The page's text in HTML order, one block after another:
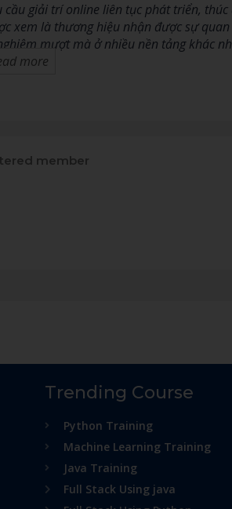
cầu giải trí online liên tục phát triển,
xem là thương hiệu nhận được sự
mượt mà ở nhiều nền tảng khác
more
member
Trending Course
Python Training
Machine Learning Training
Java Training
Full Stack Using java